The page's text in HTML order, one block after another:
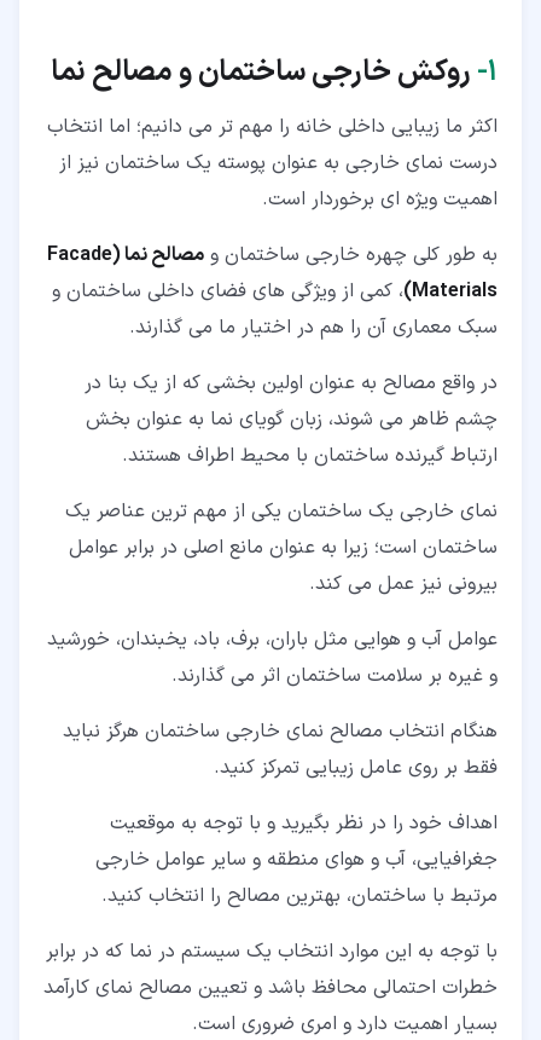
۱‏- روکش خارجی ساختمان و مصالح نما
اکثر ما زیبایی داخلی خانه را مهم تر می دانیم؛ اما انتخاب
درست نمای خارجی به عنوان پوسته یک ساختمان نیز از
اهمیت ویژه ای برخوردار است.
به طور کلی چهره خارجی ساختمان و
مصالح نما (Facade
Materials) ، کمی از ویژگی های فضای داخلی ساختمان و
سبک معماری آن را هم در اختیار ما می گذارند.
در واقع مصالح به عنوان اولین بخشی که از یک بنا در
چشم ظاهر می شوند، زبان گویای نما به عنوان بخش
ارتباط گیرنده ساختمان با محیط اطراف هستند.
نمای خارجی یک ساختمان یکی از مهم ترین عناصر یک
ساختمان است؛ زیرا به عنوان مانع اصلی در برابر عوامل
بیرونی نیز عمل می کند.
عوامل آب و هوایی مثل باران، برف، باد، یخبندان، خورشید
و غیره بر سلامت ساختمان اثر می گذارند.
هنگام انتخاب مصالح نمای خارجی ساختمان هرگز نباید
فقط بر روی عامل زیبایی تمرکز کنید.
اهداف خود را در نظر بگیرید و با توجه به موقعیت
جغرافیایی، آب و هوای منطقه و سایر عوامل خارجی
مرتبط با ساختمان، بهترین مصالح را انتخاب کنید.
با توجه به این موارد انتخاب یک سیستم در نما که در برابر
خطرات احتمالی محافظ باشد و تعیین مصالح نمای کارآمد
بسیار اهمیت دارد و امری ضروری است.